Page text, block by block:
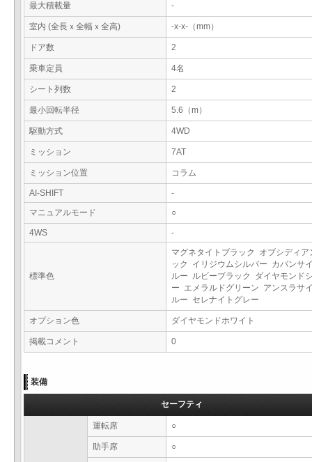
最大積載量 -
室内 (全長ｘ全幅ｘ全高) -x-x-（mm）
ドア数 2
乗車定員 4名
シート列数 2
最小回転半径 5.6（m）
駆動方式 4WD
ミッション 7AT
ミッション位置 コラム
AI-SHIFT
-
マニュアルモード
○
4WS -
標準色
マグネタイトブラック オブシディア
ック イリジウムシルバー カバンサ
ルー ルビーブラック ダイヤモンド
ー エメラルドグリーン アンスラサ
ルー セレナイトグレー
オプション色 ダイヤモンドホワイト
掲載コメント 0
装備
セーフティ
運転席 ○
助手席 ○